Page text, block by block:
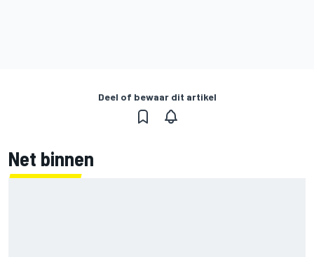
Deel of bewaar dit artikel
Net binnen